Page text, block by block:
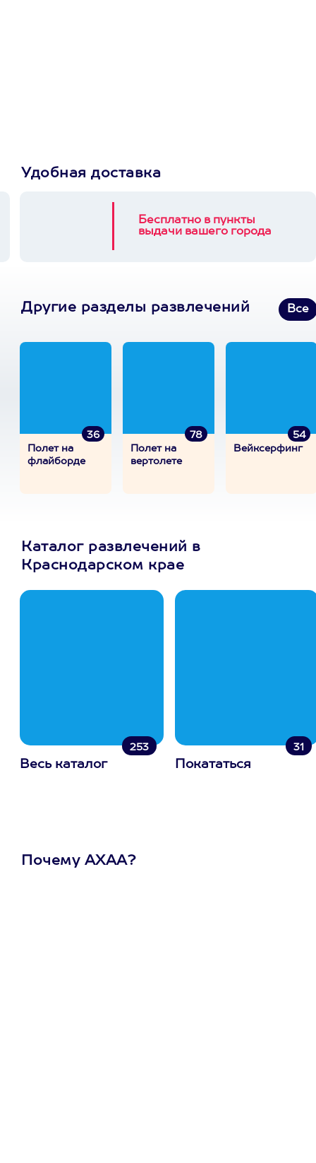
Удобная доставка
Бесплатно в пункты
выдачи вашего города
Другие разделы развлечений Все
36
Полет на
флайборде
78
Полет на
вертолете
54
Вейксерфинг
Каталог развлечений в
Краснодарском крае
253
Весь каталог
31
Покататься
Почему АХАА?